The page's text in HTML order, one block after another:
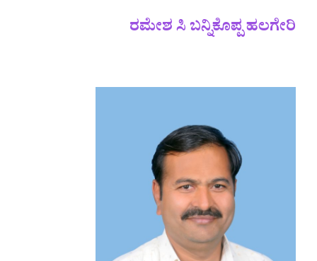
ರಮೇಶ ಸಿ ಬನ್ನಿಕೊಪ್ಪ ಹಲಗೇರಿ